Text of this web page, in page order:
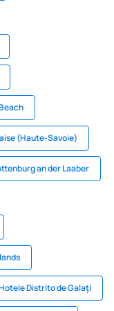
(Haute-Savoie)
an der Laaber
Distrito de Galați